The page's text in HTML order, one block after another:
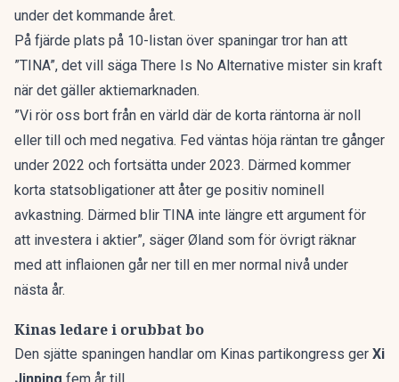
under det kommande året.
På fjärde plats på 10-listan över spaningar tror han att
”TINA”, det vill säga There Is No Alternative mister sin kraft
när det gäller aktiemarknaden.
”Vi rör oss bort från en värld där de korta räntorna är noll
eller till och med negativa. Fed väntas höja räntan tre gånger
under 2022 och fortsätta under 2023. Därmed kommer
korta statsobligationer att åter ge positiv nominell
avkastning. Därmed blir TINA inte längre ett argument för
att investera i aktier”, säger Øland som för övrigt räknar
med att inflaionen går ner till en mer normal nivå under
nästa år.
Kinas ledare i orubbat bo
Den sjätte spaningen handlar om Kinas partikongress ger Xi